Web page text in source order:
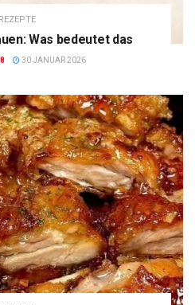
REZEPTE
Was bedeutet das
30 JANUAR 2026